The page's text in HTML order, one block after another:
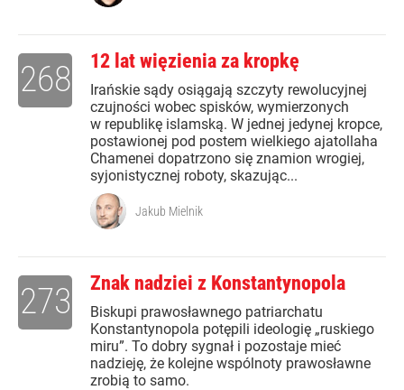
12 lat więzienia za kropkę
Irańskie sądy osiągają szczyty rewolucyjnej
czujności wobec spisków, wymierzonych
w republikę islamską. W jednej jedynej kropce,
postawionej pod postem wielkiego ajatollaha
Chamenei dopatrzono się znamion wrogiej,
syjonistycznej roboty, skazując...
268
Jakub Mielnik
Znak nadziei z Konstantynopola
Biskupi prawosławnego patriarchatu
Konstantynopola potępili ideologię „ruskiego
miru”. To dobry sygnał i pozostaje mieć
nadzieję, że kolejne wspólnoty prawosławne
zrobią to samo.
273